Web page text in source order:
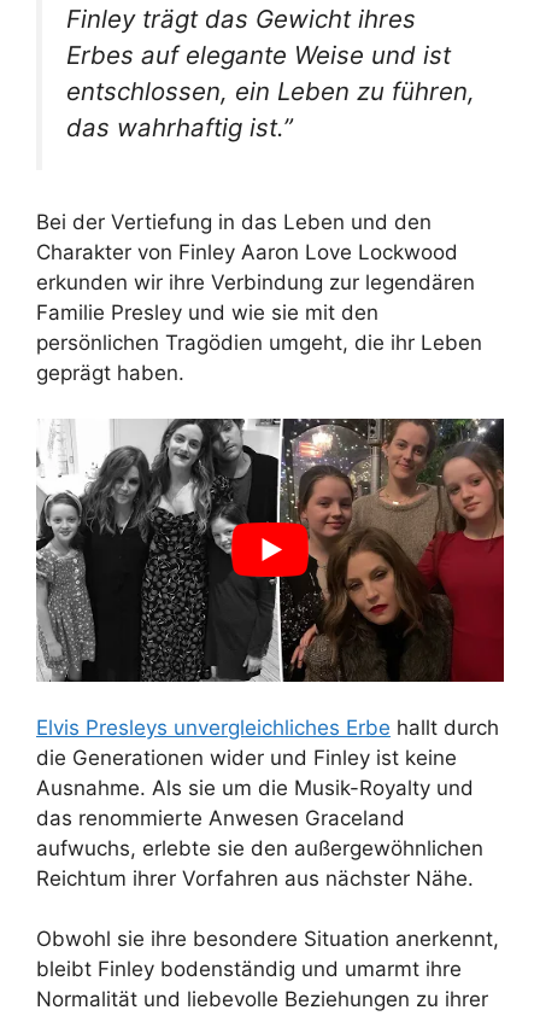
Finley trägt das Gewicht ihres
Erbes auf elegante Weise und ist
entschlossen, ein Leben zu führen,
das wahrhaftig ist.”
Bei der Vertiefung in das Leben und den
Charakter von Finley Aaron Love Lockwood
erkunden wir ihre Verbindung zur legendären
Familie Presley und wie sie mit den
persönlichen Tragödien umgeht, die ihr Leben
geprägt haben.
Elvis Presleys unvergleichliches Erbe hallt durch
die Generationen wider und Finley ist keine
Ausnahme. Als sie um die Musik-Royalty und
das renommierte Anwesen Graceland
aufwuchs, erlebte sie den außergewöhnlichen
Reichtum ihrer Vorfahren aus nächster Nähe.
Obwohl sie ihre besondere Situation anerkennt,
bleibt Finley bodenständig und umarmt ihre
Normalität und liebevolle Beziehungen zu ihrer